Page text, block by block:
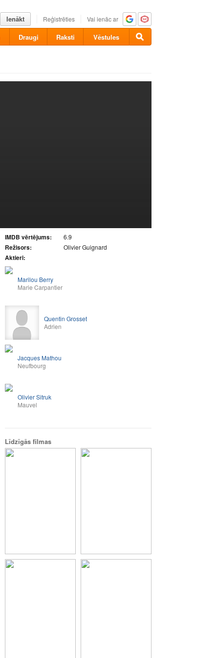
Ienākt Reģistrēties Vai ienāc ar
Draugi Raksti Vēstules
IMDB vērtējums: 6.9
Režisors: Olivier Guignard
Aktieri:
Marilou Berry
Marie Carpantier
Quentin Grosset
Adrien
Jacques Mathou
Neufbourg
Olivier Sitruk
Mauvel
Līdzīgās filmas